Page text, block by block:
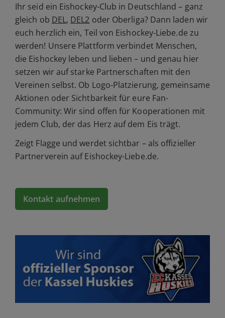
Ihr seid ein Eishockey-Club in Deutschland – ganz
gleich ob DEL, DEL2 oder Oberliga? Dann laden wir
euch herzlich ein, Teil von Eishockey-Liebe.de zu
werden! Unsere Plattform verbindet Menschen,
die Eishockey leben und lieben – und genau hier
setzen wir auf starke Partnerschaften mit den
Vereinen selbst. Ob Logo-Platzierung, gemeinsame
Aktionen oder Sichtbarkeit für eure Fan-
Community: Wir sind offen für Kooperationen mit
jedem Club, der das Herz auf dem Eis trägt.
Zeigt Flagge und werdet sichtbar – als offizieller
Partnerverein auf Eishockey-Liebe.de.
Kontakt aufnehmen